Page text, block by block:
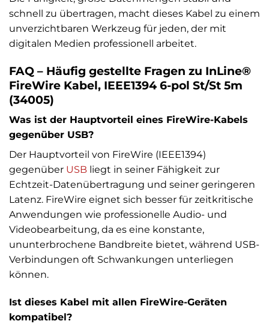
schnell zu übertragen, macht dieses Kabel zu einem
unverzichtbaren Werkzeug für jeden, der mit
digitalen Medien professionell arbeitet.
FAQ – Häufig gestellte Fragen zu InLine®
FireWire Kabel, IEEE1394 6-pol St/St 5m
(34005)
Was ist der Hauptvorteil eines FireWire-Kabels
gegenüber USB?
Der Hauptvorteil von FireWire (IEEE1394)
gegenüber USB liegt in seiner Fähigkeit zur
Echtzeit-Datenübertragung und seiner geringeren
Latenz. FireWire eignet sich besser für zeitkritische
Anwendungen wie professionelle Audio- und
Videobearbeitung, da es eine konstante,
ununterbrochene Bandbreite bietet, während USB-
Verbindungen oft Schwankungen unterliegen
können.
Ist dieses Kabel mit allen FireWire-Geräten
kompatibel?